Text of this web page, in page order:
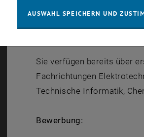
MitarbeiterInnen
Voraussetzungen:
Sie verfügen bereits über
Fachrichtungen
Technische Informatik,
Bewerbung:
AUSWAHL SPEICHERN UND